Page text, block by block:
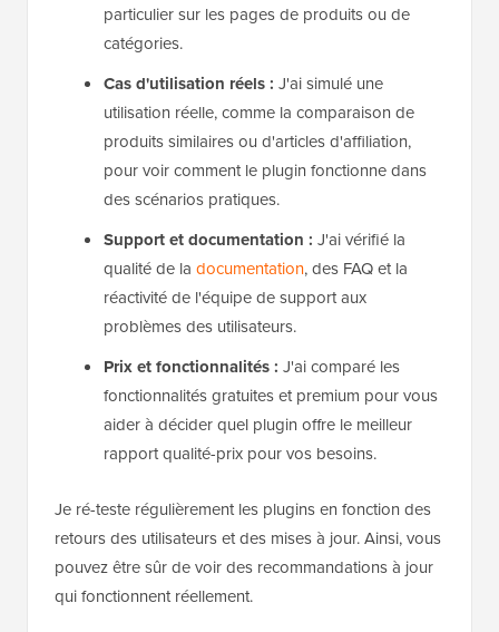
particulier sur les pages de produits ou de
catégories.
Cas d'utilisation réels : J'ai simulé une
utilisation réelle, comme la comparaison de
produits similaires ou d'articles d'affiliation,
pour voir comment le plugin fonctionne dans
des scénarios pratiques.
Support et documentation : J'ai vérifié la
qualité de la documentation, des FAQ et la
réactivité de l'équipe de support aux
problèmes des utilisateurs.
Prix et fonctionnalités : J'ai comparé les
fonctionnalités gratuites et premium pour vous
aider à décider quel plugin offre le meilleur
rapport qualité-prix pour vos besoins.
Je ré-teste régulièrement les plugins en fonction des
retours des utilisateurs et des mises à jour. Ainsi, vous
pouvez être sûr de voir des recommandations à jour
qui fonctionnent réellement.